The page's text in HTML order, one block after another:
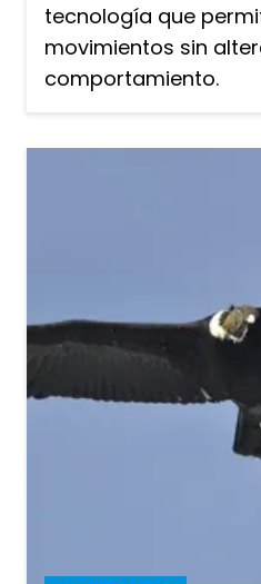
tecnología que
movimientos sin
comportamiento.